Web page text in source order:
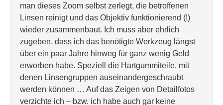
man dieses Zoom selbst zerlegt, die betroffenen
Linsen reinigt und das Objektiv funktionierend (!)
wieder zusammenbaut. Ich muss aber ehrlich
zugeben, dass ich das benötigte Werkzeug längst
über ein paar Jahre hinweg für ganz wenig Geld
erworben habe. Speziell die Hartgummiteile, mit
denen Linsengruppen auseinandergeschraubt
werden können … Auf das Zeigen von Detailfotos
verzichte ich – bzw. ich habe auch gar keine